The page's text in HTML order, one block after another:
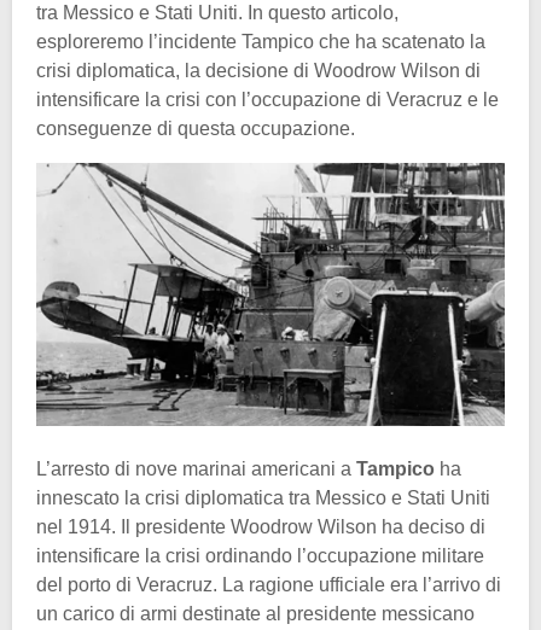
tra Messico e Stati Uniti. In questo articolo,
esploreremo l’incidente Tampico che ha scatenato la
crisi diplomatica, la decisione di Woodrow Wilson di
intensificare la crisi con l’occupazione di Veracruz e le
conseguenze di questa occupazione.
L’arresto di nove marinai americani a Tampico ha
innescato la crisi diplomatica tra Messico e Stati Uniti
nel 1914. Il presidente Woodrow Wilson ha deciso di
intensificare la crisi ordinando l’occupazione militare
del porto di Veracruz. La ragione ufficiale era l’arrivo di
un carico di armi destinate al presidente messicano